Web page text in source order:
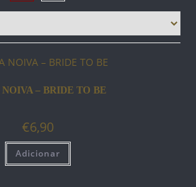
– BRIDE TO BE
€6,90
Adicionar